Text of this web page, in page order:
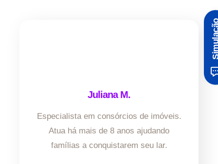
Juliana M.
Especialista em consórcios de imóveis.
Atua há mais de 8 anos ajudando
famílias a conquistarem seu lar.